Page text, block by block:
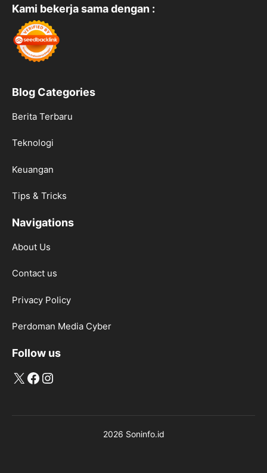
Kami bekerja sama dengan :
Blog Categories
Berita Terbaru
Teknologi
Keuangan
Tips & Tricks
Navigations
About Us
Contact us
Privacy Policy
Perdoman Media Cyber
Follow us
X Facebook
Instagram
2026 Soninfo.id